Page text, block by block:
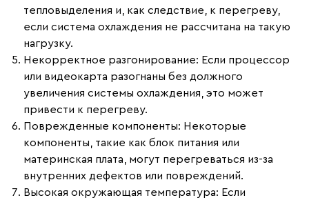
тепловыделения и, как следствие, к перегреву,
если система охлаждения не рассчитана на такую
нагрузку.
Некорректное разгонирование: Если процессор
или видеокарта разогнаны без должного
увеличения системы охлаждения, это может
привести к перегреву.
Поврежденные компоненты: Некоторые
компоненты, такие как блок питания или
материнская плата, могут перегреваться из-за
внутренних дефектов или повреждений.
Высокая окружающая температура: Если